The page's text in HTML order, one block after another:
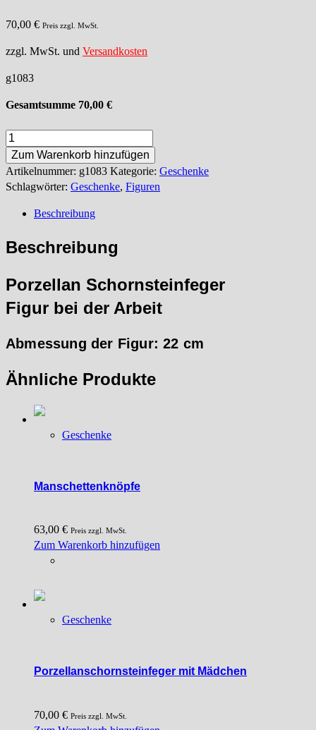
70,00 € Preis zzgl. MwSt.
zzgl. MwSt. und Versandkosten
g1083
Gesamtsumme 70,00 €
Porzellanfeger
bei
der
Arbeit
Zum Warenkorb hinzufügen
Artikelnummer: g1083 Kategorie: Geschenke
Schlagwörter: Geschenke, Figuren
Beschreibung
Beschreibung
Porzellan Schornsteinfeger
Figur bei der Arbeit
Abmessung der Figur: 22 cm
Ähnliche Produkte
Geschenke
Manschettenknöpfe
63,00 € Preis zzgl. MwSt.
Zum Warenkorb hinzufügen
Geschenke
Porzellanschornsteinfeger mit Mädchen
70,00 € Preis zzgl. MwSt.